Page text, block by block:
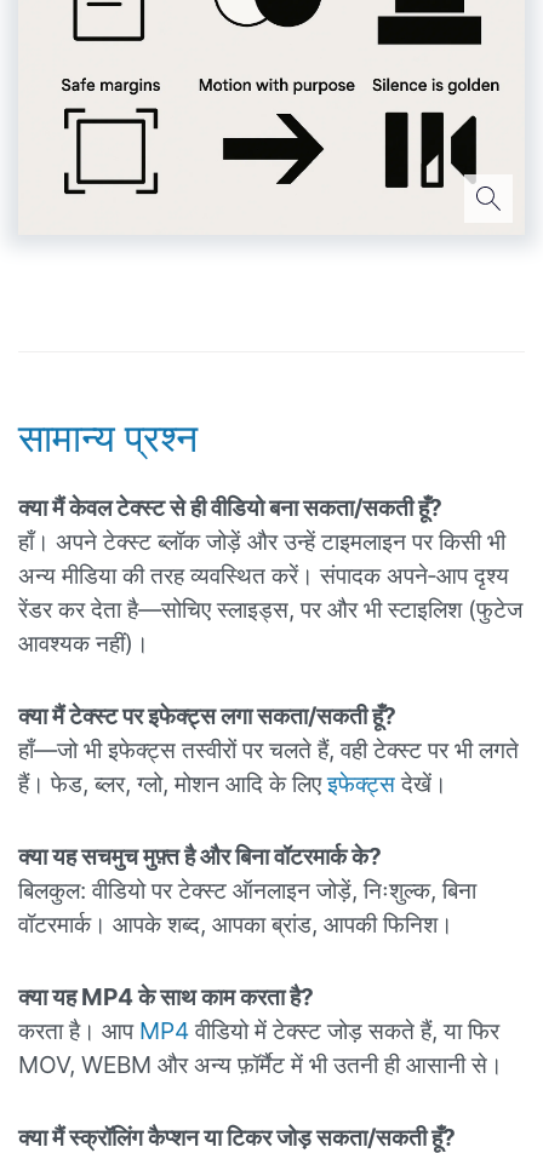
सामान्य प्रश्न
क्या मैं केवल टेक्स्ट से ही वीडियो बना सकता/सकती हूँ?
हाँ। अपने टेक्स्ट ब्लॉक जोड़ें और उन्हें टाइमलाइन पर किसी भी
अन्य मीडिया की तरह व्यवस्थित करें। संपादक अपने‑आप दृश्य
रेंडर कर देता है—सोचिए स्लाइड्स, पर और भी स्टाइलिश (फुटेज
आवश्यक नहीं)।
क्या मैं टेक्स्ट पर इफेक्ट्स लगा सकता/सकती हूँ?
हाँ—जो भी इफेक्ट्स तस्वीरों पर चलते हैं, वही टेक्स्ट पर भी लगते
हैं। फेड, ब्लर, ग्लो, मोशन आदि के लिएइफेक्ट्सदेखें।
क्या यह सचमुच मुफ़्त है और बिना वॉटरमार्क के?
बिलकुल: वीडियो पर टेक्स्ट ऑनलाइन जोड़ें, निःशुल्क, बिना
वॉटरमार्क। आपके शब्द, आपका ब्रांड, आपकी फिनिश।
क्या यह MP4 के साथ काम करता है?
करता है। आप MP4वीडियो में टेक्स्ट जोड़ सकते हैं, या फिर
MOV, WEBM और अन्य फ़ॉर्मैट में भी उतनी ही आसानी से।
क्या मैं स्क्रॉलिंग कैप्शन या टिकर जोड़ सकता/सकती हूँ?